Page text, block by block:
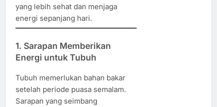
yang lebih sehat dan menjaga
energi sepanjang hari.
1. Sarapan Memberikan
Energi untuk Tubuh
Tubuh memerlukan bahan bakar
setelah periode puasa semalam.
Sarapan yang seimbang